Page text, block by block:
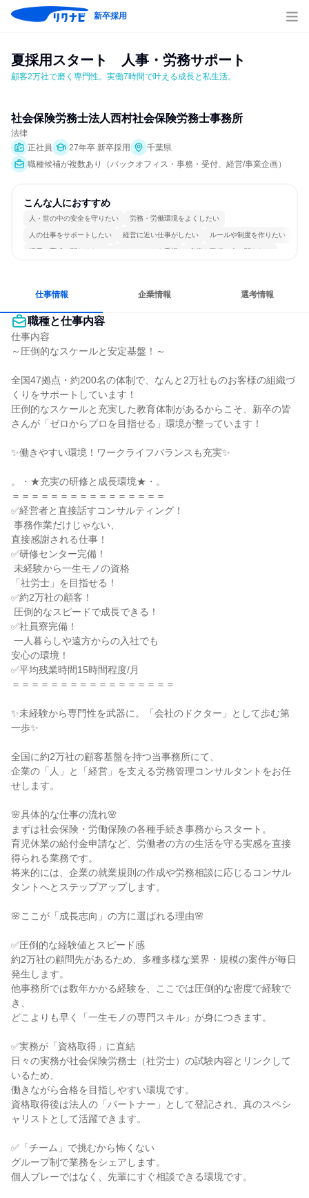
新卒採用
夏採用スタート　人事・労務サポート
顧客2万社で磨く専門性。実働7時間で叶える成長と私生活。
社会保険労務士法人西村社会保険労務士事務所
法律
正社員
27年卒 新卒採用
千葉県
職種候補が複数あり（バックオフィス・事務・受付、経営/事業企画）
こんな人におすすめ
人・世の中の安全を守りたい 労務・労働環境をよくしたい
人の仕事をサポートしたい 経営に近い仕事がしたい ルールや制度を作りたい
採用・育成に関わりたい チームワークを重視 多様な職種の人と関われる
仕事情報 企業情報 選考情報
職種と仕事内容
仕事内容
～圧倒的なスケールと安定基盤！～
全国47拠点・約200名の体制で、なんと2万社ものお客様の組織づ
くりをサポートしています！
圧倒的なスケールと充実した教育体制があるからこそ、新卒の皆
さんが「ゼロからプロを目指せる」環境が整っています！
✨働きやすい環境！ワークライフバランスも充実✨
。・★充実の研修と成長環境★・。
＝＝＝＝＝＝＝＝＝＝＝＝＝＝＝＝
✅経営者と直接話すコンサルティング！
直接感謝される仕事！
✅研修センター完備！
「社労士」を目指せる！
✅約2万社の顧客！
✅社員寮完備！
安心の環境！
✅平均残業時間15時間程度/月
＝＝＝＝＝＝＝＝＝＝＝＝＝＝＝＝＝
✨未経験から専門性を武器に。「会社のドクター」として歩む第
一歩✨
全国に約2万社の顧客基盤を持つ当事務所にて、
企業の「人」と「経営」を支える労務管理コンサルタントをお任
せします。
🌸具体的な仕事の流れ🌸
まずは社会保険・労働保険の各種手続き事務からスタート。
育児休業の給付金申請など、労働者の方の生活を守る実感を直接
得られる業務です。
将来的には、企業の就業規則の作成や労務相談に応じるコンサル
タントへとステップアップします。
🌸ここが「成長志向」の方に選ばれる理由🌸
✅圧倒的な経験値とスピード感
約2万社の顧問先があるため、多種多様な業界・規模の案件が毎日
発生します。
他事務所では数年かかる経験を、ここでは圧倒的な密度で経験で
き、
どこよりも早く「一生モノの専門スキル」が身につきます。
✅実務が「資格取得」に直結
日々の実務が社会保険労務士（社労士）の試験内容とリンクして
いるため、
働きながら合格を目指しやすい環境です。
資格取得後は法人の「パートナー」として登記され、真のスペシ
ャリストとして活躍できます。
✅「チーム」で挑むから怖くない
グループ制で業務をシェアします。
個人プレーではなく、先輩にすぐ相談できる環境です。